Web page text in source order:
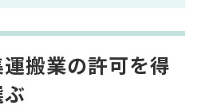
搬業の許可を得